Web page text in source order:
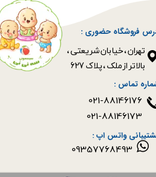
فروشگاه حضوری :
​​​​​​​تهران ، خیابان شریعتی ،
بالاتر از ملک ، پلاک 627​​​​​​​
09357768493
تماس :
واتس اپ :